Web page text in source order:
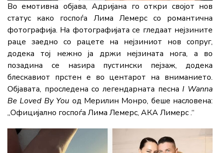
Во емотивна објава, Адријана го откри својот нов
статус како госпоѓа Лима Лемерс со романтична
фотографија. На фотографијата се гледаат нејзините
раце заедно со рацете на нејзиниот нов сопруг,
додека тој нежно ја држи нејзината нога, а во
позадина се наѕира пустински пејзаж, додека
блескавиот прстен е во центарот на вниманието.
Објавата, проследена со легендарната песнаI Wanna
Be Loved By You од Мерилин Монро, беше насловена:
„Официјално госпоѓа Лима Лемерс, АКА Лимерс .“